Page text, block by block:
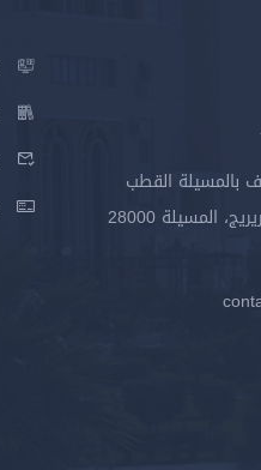
بالمسيلة القطب
الجامعي، طريق برج بوعريريج، المسيلة 28000